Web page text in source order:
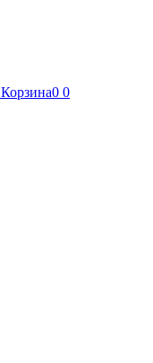
Корзина0 0